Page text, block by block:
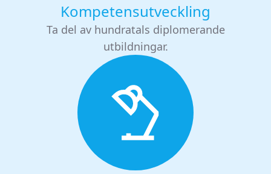
Kompetensutveckling
Ta del av hundratals diplomerande
utbildningar.